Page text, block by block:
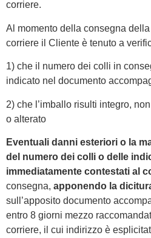
corriere.
Al momento della consegna della
corriere il Cliente è tenuto a
1) che il numero dei colli in
indicato nel documento
2) che l’imballo risulti integro,
o alterato
Eventuali danni esteriori o la
del numero dei colli o delle
immediatamente contestati al
consegna, apponendo la
sull’apposito documento
entro 8 giorni mezzo
corriere, il cui indirizzo è